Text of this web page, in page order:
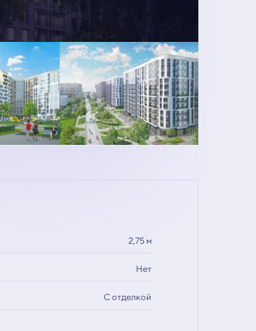
2,75 м
Нет
С отделкой